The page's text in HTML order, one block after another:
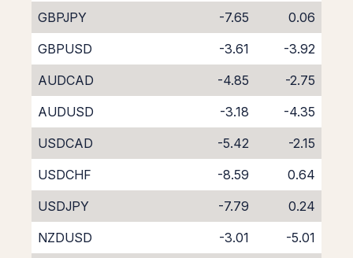
GBPJPY
-7.65
0.06
GBPUSD
-3.61
-3.92
AUDCAD
-4.85
-2.75
AUDUSD
-3.18
-4.35
USDCAD
-5.42
-2.15
USDCHF
-8.59
0.64
USDJPY
-7.79
0.24
NZDUSD
-3.01
-5.01